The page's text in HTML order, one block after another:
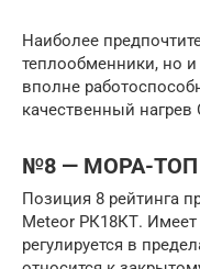
Наиболее
теплообменники, но
вполне
качественный нагрев
№8 — МОРА-ТОП
Позиция 8 рейтинга
Meteor РК18КТ.
регулируется в